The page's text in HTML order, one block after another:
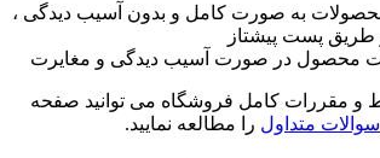
به صورت کامل و بدون آسیب دیدگی ،
طریق پست پیشتاز
محصول در صورت آسیب دیدگی و مغایرت
و مقررات کامل فروشگاه می توانید صفحه
سوالات متداول را مطالعه نمایید.